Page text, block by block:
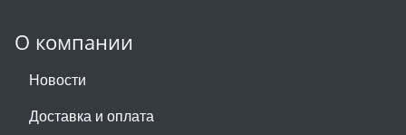
О компании
Новости
Доставка и оплата